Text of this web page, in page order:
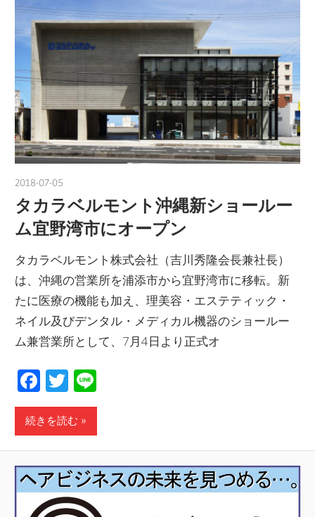
2018-07-05
タカラベルモント沖縄新ショールー
ム宜野湾市にオープン
タカラベルモント株式会社（吉川秀隆会長兼社長）
は、沖縄の営業所を浦添市から宜野湾市に移転。新
たに医療の機能も加え、理美容・エステティック・
ネイル及びデンタル・メディカル機器のショールー
ム兼営業所として、7月4日より正式オ
Facebook
Twitter
続きを読む